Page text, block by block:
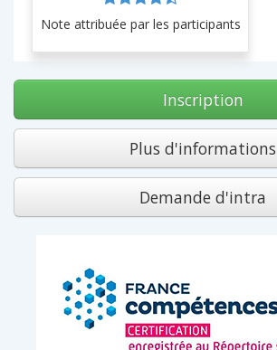
Note attribuée par les participants
Inscription
Plus d'informations
Demande d'intra